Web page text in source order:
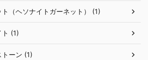
（ヘソナイトガーネット） (1)
ト (1)
ーン (1)